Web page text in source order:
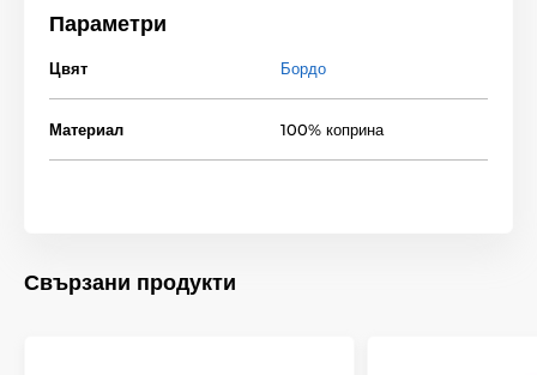
Параметри
Цвят Бордо
Материал 100% коприна
Свързани продукти